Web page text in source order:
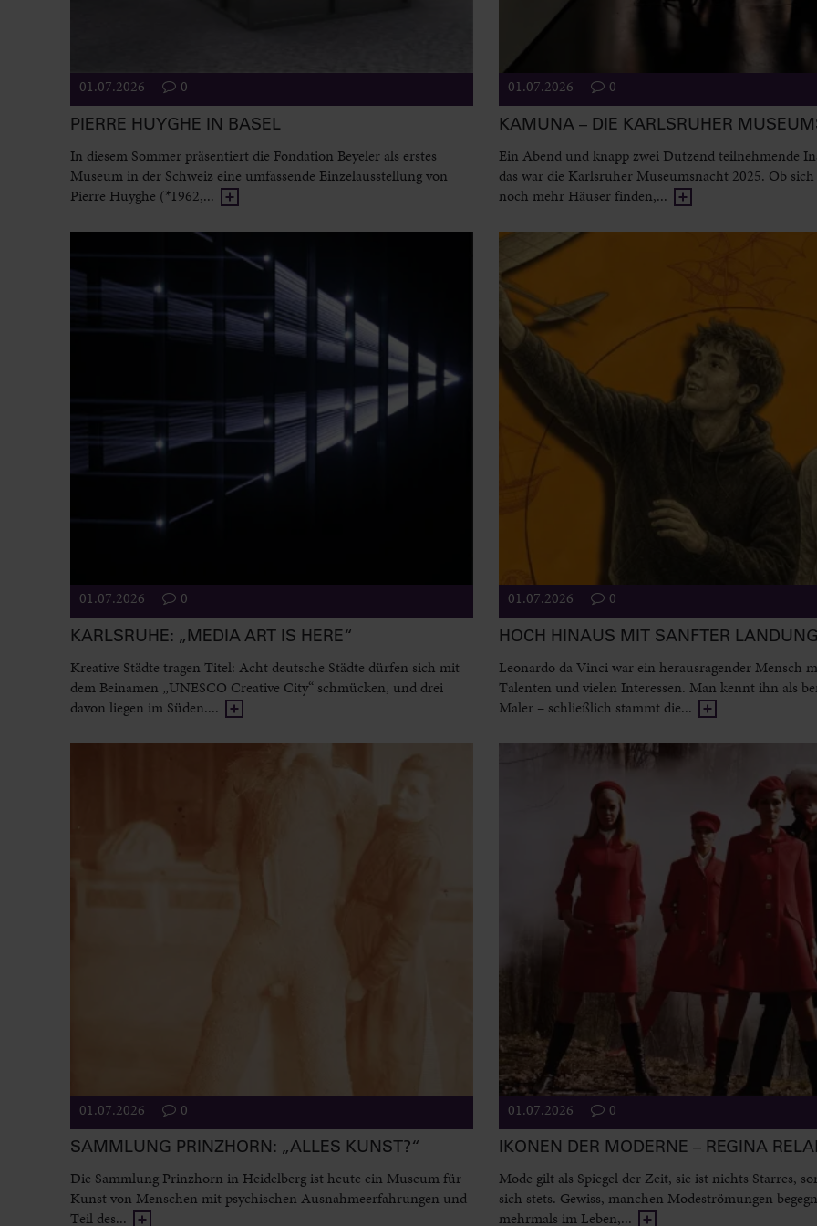
01.07.2026 0
PIERRE HUYGHE IN BASEL
In diesem Sommer präsentiert die Fondation Beyeler als erstes
Museum in der Schweiz eine umfassende Einzelausstellung von
Pierre Huyghe (*1962,...
01.07.2026 0
KAMUNA – DIE KARLSRUHER
Ein Abend und knapp zwei Dutzend teilnehmende
das war die Karlsruher Museumsnacht 2025. Ob sich
noch mehr Häuser finden,...
01.07.2026 0
KARLSRUHE: „MEDIA ART IS HERE“
Kreative Städte tragen Titel: Acht deutsche Städte dürfen sich mit
dem Beinamen „UNESCO Creative City“ schmücken, und drei
davon liegen im Süden....
01.07.2026 0
HOCH HINAUS MIT SANFTER
Leonardo da Vinci war ein herausragender Mensch
Talenten und vielen Interessen. Man kennt ihn als
Maler – schließlich stammt die...
01.07.2026 0
SAMMLUNG PRINZHORN: „ALLES KUNST?“
Die Sammlung Prinzhorn in Heidelberg ist heute ein Museum für
Kunst von Menschen mit psychischen Ausnahmeerfahrungen und
Teil des...
01.07.2026 0
IKONEN DER MODERNE – REGINA
Mode gilt als Spiegel der Zeit, sie ist nichts Starres,
sich stets. Gewiss, manchen Modeströmungen
mehrmals im Leben,...